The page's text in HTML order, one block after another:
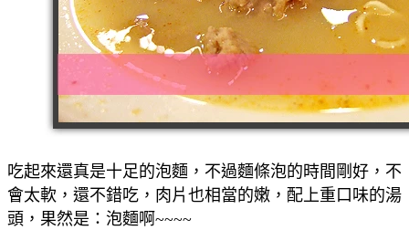
吃起來還真是十足的泡麵，不過麵條泡的時間剛好，不
會太軟，還不錯吃，肉片也相當的嫩，配上重口味的湯
頭，果然是：泡麵啊~~~~